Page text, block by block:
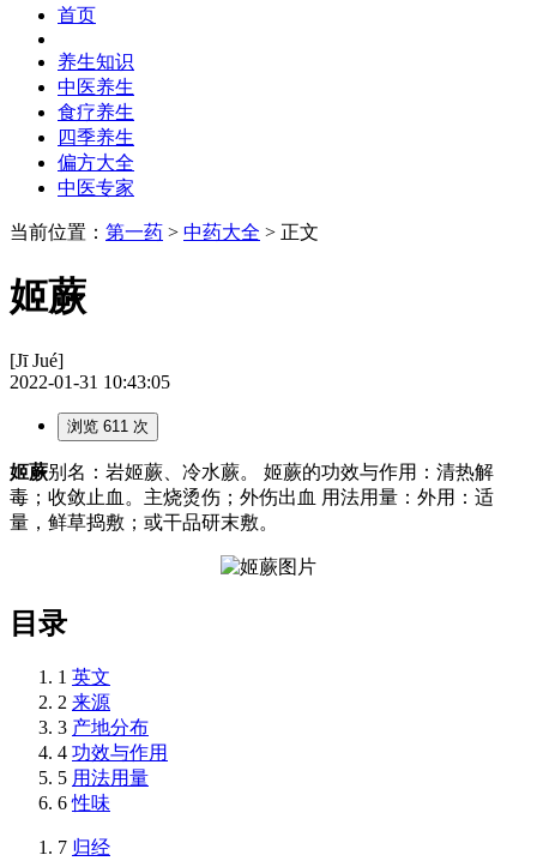
首页
养生知识
中医养生
食疗养生
四季养生
偏方大全
中医专家
当前位置： 第一药 > 中药大全 > 正文
姬蕨
[Jī Jué]
2022-01-31 10:43:05
浏览 611 次
姬蕨别名：岩姬蕨、冷水蕨。 姬蕨的功效与作用：清热解
毒；收敛止血。主烧烫伤；外伤出血 用法用量：外用：适
量，鲜草捣敷；或干品研末敷。
目录
1 英文
2 来源
3 产地分布
4 功效与作用
5 用法用量
6 性味
7 归经